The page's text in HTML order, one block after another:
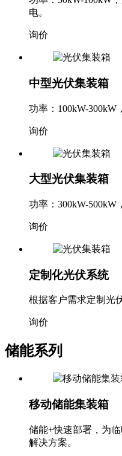
电。
询价
中型光伏集装箱
功率：100kW-300kW
询价
大型光伏集装箱
功率：300kW-500kW
询价
定制化光伏系统
根据客户需求定制光
询价
储能系列
移动储能集装箱
储能+快速部署，为
解决方案。